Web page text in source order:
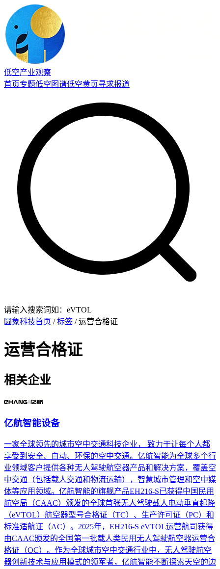
低空产业观察
首页专题低空图谱低空黄页寻求报道
请输入搜索词如：eVTOL
圆象科技首页 /标签 / 运营合格证
运营合格证
相关企业
亿航智能设备
一家全球领先的城市空中交通科技企业， 致力于让每个人都
享受到安全、自动、环保的空中交通。亿航智能为全球多个行
业领域客户提供各种无人驾驶航空器产品和解决方案，覆盖空
中交通（包括载人交通和物流运输），智慧城市管理和空中媒
体等应用领域。亿航智能的旗舰产品EH216-S已获得中国民用
航空局（CAAC）颁发的全球首张无人驾驶载人电动垂直起降
（eVTOL）航空器型号合格证（TC）、生产许可证（PC）和
标准适航证（AC）。2025年，EH216-S eVTOL运营航司获得
由CAAC颁发的全国第一批载人类民用无人驾驶航空器运营合
格证（OC）。作为全球城市空中交通行业中，无人驾驶航空
器创新技术与应用模式的领军者，亿航智能不断探索天空的边